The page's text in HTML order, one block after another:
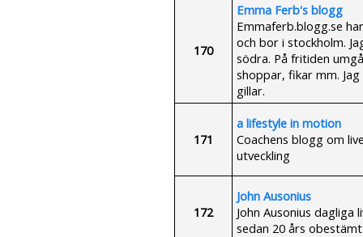
170
Emma Ferb's blogg
Emmaferb.blogg.se
och bor i stockholm.
södra. På fritiden
shoppar, fikar mm.
gillar.
171
a lifestyle in motion
Coachens blogg om
utveckling
172
John Ausonius
John Ausonius
sedan 20 års